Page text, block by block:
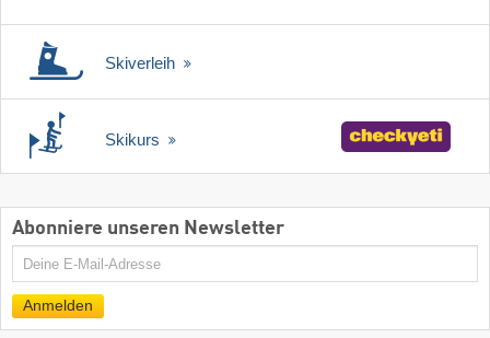
Skiverleih
Skikurs
Abonniere unseren Newsletter
E-
Anmelden